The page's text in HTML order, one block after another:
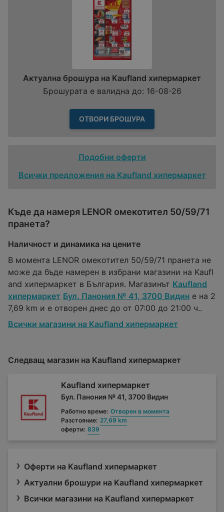
Актуална брошура на Kaufland хипермаркет
Брошурата е валидна до: 16-08-26
ОТВОРИ БРОШУРА
Подобни оферти
Всички предложения на Kaufland хипермаркет
Къде да намеря LENOR омекотител 50/59/71
пранета?
Наличност и динамика на цените
В момента LENOR омекотител 50/59/71 пранета не
може да бъде намерен в избрани магазини на Kaufl
and хипермаркет в България. Магазинът Kaufland
хипермаркет Бул. Панония № 41, 3700 Видин е на 2
7,69 km и е отворен днес до от 07:00 до 21:00 ч..
Всички магазини на Kaufland хипермаркет
Следващ магазин на Kaufland хипермаркет
Kaufland хипермаркет
Бул. Панония № 41, 3700 Видин
Работно време: Отворен в момента
Разстояние: 27,69 km
оферти: 839
Оферти на Kaufland хипермаркет
Актуални брошури на Kaufland хипермаркет
Всички магазини на Kaufland хипермаркет